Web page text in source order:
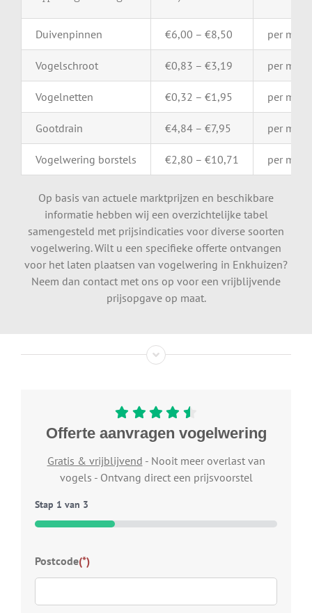
Duivenpinnen €6,00 – €8,50 per meter
Vogelschroot €0,83 – €3,19 per meter
Vogelnetten €0,32 – €1,95 per m²
Gootdrain €4,84 – €7,95 per meter
Vogelwering borstels €2,80 – €10,71 per meter
Op basis van actuele marktprijzen en beschikbare
informatie hebben wij een overzichtelijke tabel
samengesteld met prijsindicaties voor diverse soorten
vogelwering. Wilt u een specifieke offerte ontvangen
voor het laten plaatsen van vogelwering in Enkhuizen?
Neem dan contact met ons op voor een vrijblijvende
prijsopgave op maat.
Offerte aanvragen vogelwering
Gratis & vrijblijvend - Nooit meer overlast van
vogels - Ontvang direct een prijsvoorstel
Stap 1 van 3
33%
Postcode(*)